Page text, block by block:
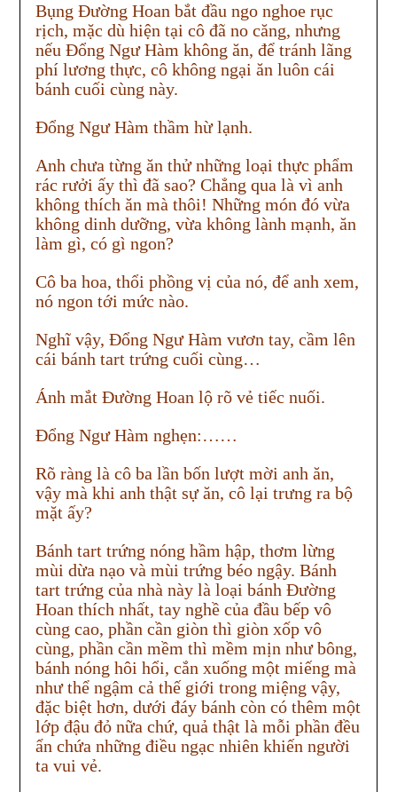
Bụng Đường Hoan bắt đầu ngo nghoe rục
rịch, mặc dù hiện tại cô đã no căng, nhưng
nếu Đổng Ngư Hàm không ăn, để tránh lãng
phí lương thực, cô không ngại ăn luôn cái
bánh cuối cùng này.
Đổng Ngư Hàm thầm hừ lạnh.
Anh chưa từng ăn thử những loại thực phẩm
rác rưởi ấy thì đã sao? Chẳng qua là vì anh
không thích ăn mà thôi! Những món đó vừa
không dinh dưỡng, vừa không lành mạnh, ăn
làm gì, có gì ngon?
Cô ba hoa, thổi phồng vị của nó, để anh xem,
nó ngon tới mức nào.
Nghĩ vậy, Đổng Ngư Hàm vươn tay, cầm lên
cái bánh tart trứng cuối cùng…
Ánh mắt Đường Hoan lộ rõ vẻ tiếc nuối.
Đổng Ngư Hàm nghẹn:……
Rõ ràng là cô ba lần bốn lượt mời anh ăn,
vậy mà khi anh thật sự ăn, cô lại trưng ra bộ
mặt ấy?
Bánh tart trứng nóng hầm hập, thơm lừng
mùi dừa nạo và mùi trứng béo ngậy. Bánh
tart trứng của nhà này là loại bánh Đường
Hoan thích nhất, tay nghề của đầu bếp vô
cùng cao, phần cần giòn thì giòn xốp vô
cùng, phần cần mềm thì mềm mịn như bông,
bánh nóng hôi hổi, cắn xuống một miếng mà
như thể ngậm cả thế giới trong miệng vậy,
đặc biệt hơn, dưới đáy bánh còn có thêm một
lớp đậu đỏ nữa chứ, quả thật là mỗi phần đều
ẩn chứa những điều ngạc nhiên khiến người
ta vui vẻ.